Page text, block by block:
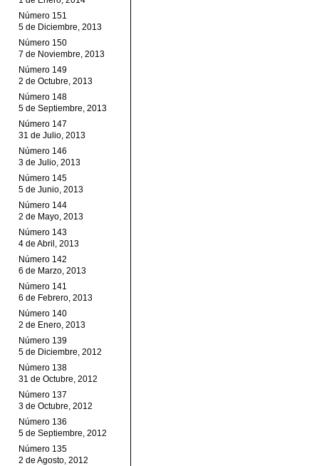
Número 151
5 de Diciembre, 2013
Número 150
7 de Noviembre, 2013
Número 149
2 de Octubre, 2013
Número 148
5 de Septiembre, 2013
Número 147
31 de Julio, 2013
Número 146
3 de Julio, 2013
Número 145
5 de Junio, 2013
Número 144
2 de Mayo, 2013
Número 143
4 de Abril, 2013
Número 142
6 de Marzo, 2013
Número 141
6 de Febrero, 2013
Número 140
2 de Enero, 2013
Número 139
5 de Diciembre, 2012
Número 138
31 de Octubre, 2012
Número 137
3 de Octubre, 2012
Número 136
5 de Septiembre, 2012
Número 135
2 de Agosto, 2012